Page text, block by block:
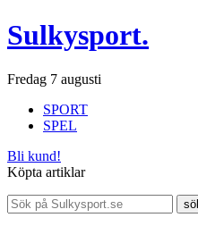
Sulkysport.
Fredag 7 augusti
SPORT
SPEL
Bli kund!
Köpta artiklar